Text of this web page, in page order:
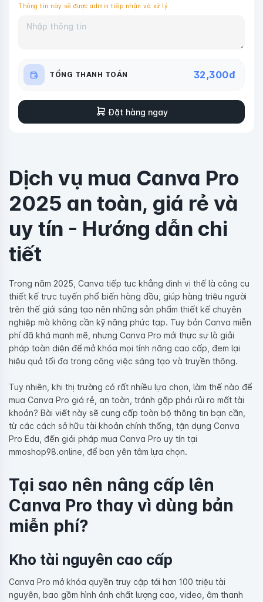
Thông tin này sẽ được admin tiếp nhận và xử lý.
TỔNG THANH TOÁN 32,300đ
Đặt hàng ngay
Dịch vụ mua Canva Pro
2025 an toàn, giá rẻ và
uy tín - Hướng dẫn chi
tiết
Trong năm 2025, Canva tiếp tục khẳng định vị thế là công cụ
thiết kế trực tuyến phổ biến hàng đầu, giúp hàng triệu người
trên thế giới sáng tạo nên những sản phẩm thiết kế chuyên
nghiệp mà không cần kỹ năng phức tạp. Tuy bản Canva miễn
phí đã khá mạnh mẽ, nhưng Canva Pro mới thực sự là giải
pháp toàn diện để mở khóa mọi tính năng cao cấp, đem lại
hiệu quả tối đa trong công việc sáng tạo và truyền thông.
Tuy nhiên, khi thị trường có rất nhiều lựa chọn, làm thế nào để
mua Canva Pro giá rẻ, an toàn, tránh gặp phải rủi ro mất tài
khoản? Bài viết này sẽ cung cấp toàn bộ thông tin bạn cần,
từ các cách sở hữu tài khoản chính thống, tận dụng Canva
Pro Edu, đến giải pháp mua Canva Pro uy tín tại
mmoshop98.online, để bạn yên tâm lựa chọn.
Tại sao nên nâng cấp lên
Canva Pro thay vì dùng bản
miễn phí?
Kho tài nguyên cao cấp
Canva Pro mở khóa quyền truy cập tới hơn 100 triệu tài
nguyên, bao gồm hình ảnh chất lượng cao, video, âm thanh